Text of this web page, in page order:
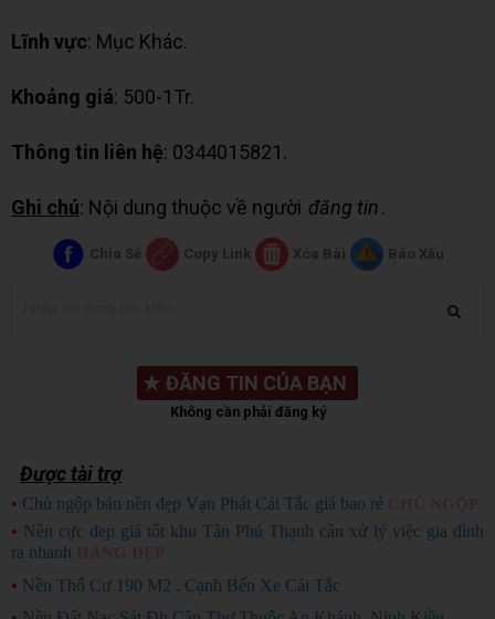
Lĩnh vực: Mục Khác.
Khoảng giá: 500-1Tr.
Thông tin liên hệ: 0344015821.
Ghi chú: Nội dung thuộc về người đăng tin.
Chia Sẻ Copy Link Xóa Bài Báo Xấu
★ ĐĂNG TIN CỦA BẠN
Không cần phải đăng ký
Được tài trợ
• Chủ ngộp bán nền đẹp Vạn Phát Cái Tắc giá bao rẻ
• Nền cực đẹp giá tốt khu Tân Phú Thạnh cần xử lý việc gia đình
ra nhanh
• Nền Thổ Cư 190 M2 . Cạnh Bến Xe Cái Tắc